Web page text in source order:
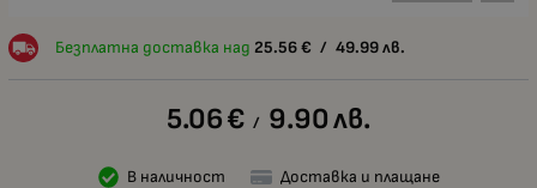
Безплатна доставка над 25.56 € / 49.99 лв.
5.06€ / 9.90лв.
В наличност Доставка и плащане